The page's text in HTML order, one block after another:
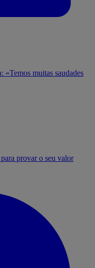
muitas saudades
provar o seu valor